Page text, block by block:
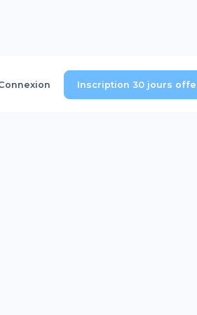
Inscription 30 jours